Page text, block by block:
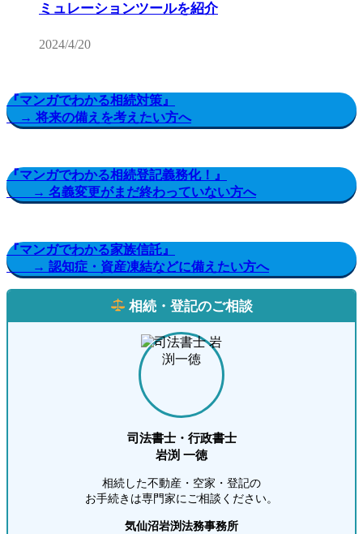
ミュレーションツールを紹介
2024/4/20
『マンガでわかる相続対策』
→ 将来の備えを考えたい方へ
『マンガでわかる相続登記義務化！』
→ 名義変更がまだ終わっていない方へ
『マンガでわかる家族信託』
→ 認知症・資産凍結などに備えたい方へ
相続・登記のご相談
司法書士・行政書士
岩渕 一徳
相続した不動産・空家・登記の
お手続きは専門家にご相談ください。
気仙沼岩渕法務事務所